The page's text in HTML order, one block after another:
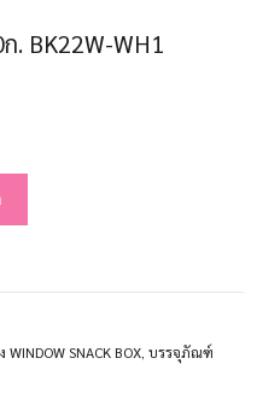
. BK22W-WH1
SNACK BOX บรรจุภัณฑ์